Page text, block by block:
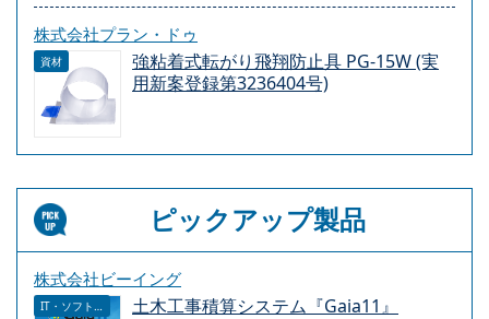
株式会社プラン・ドゥ
資材
強粘着式転がり飛翔防止具 PG-15W (実
用新案登録第3236404号)
ピックアップ製品
株式会社ビーイング
IT・ソフトウェア 土木工事積算システム『Gaia11』